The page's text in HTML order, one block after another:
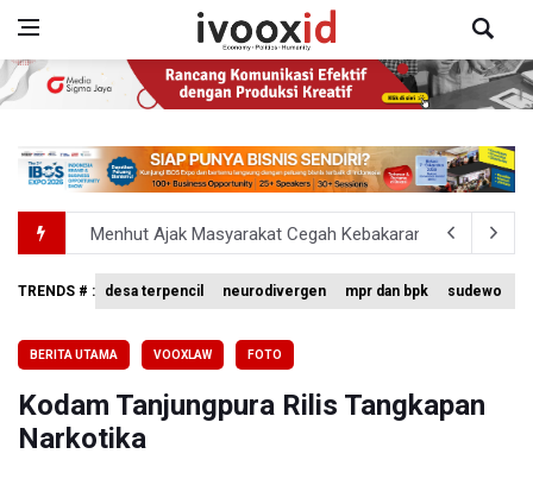
Menhut Ajak Masyarakat Cegah Kebakaran Hutan dan
Gubernur Koster Beri Ruang Mengenalkan Arak Bali
Kejagung Periksa Tenaga Ahli BGN hingga Mitra SPPG
Kemenaker Sebut 59 Persen Tenaga Kerja Indonesia
TRENDS # : desa terpencil neurodivergen mpr dan bpk sudewo
BERITA UTAMA VOOXLAW FOTO
Kodam Tanjungpura Rilis Tangkapan
Narkotika